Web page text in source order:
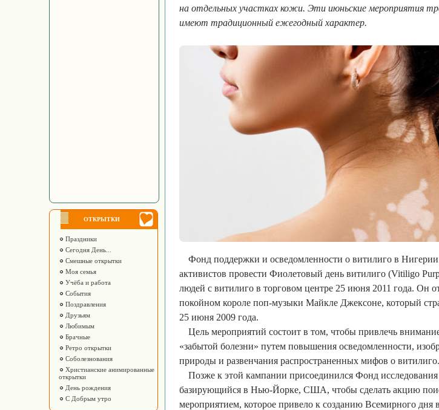
ОТКРЫТКИ
Праздники
Сегодня День...
Смешные открытки
Моя семья
Учёба и работа
События
Поздравления
Друзьям
Любимым
Брачные
Ретро открытки
Соболезнования
Христианские анимированные
открытки
День рождения
С Добрым утро
на отдельных участках кожи. Эти июньские мероприятия
имеют традиционный ежегодный характер.
Фонд поддержки и осведомленности о витилиго в
активистов провести Фиолетовый день витилиго (Vitiligo
людей с витилиго в торговом центре 25 июня 2011 года. Он
покойном короле поп-музыки Майкле Джексоне, который
25 июня 2009 года.
Цель мероприятий состоит в том, чтобы привлечь
«забытой болезни» путем повышения осведомленности,
природы и развенчания распространенных мифов о витилиго.
Позже к этой кампании присоединился Фонд
базирующийся в Нью-Йорке, США, чтобы сделать акцию
мероприятием, которое привело к созданию Всемирного дня